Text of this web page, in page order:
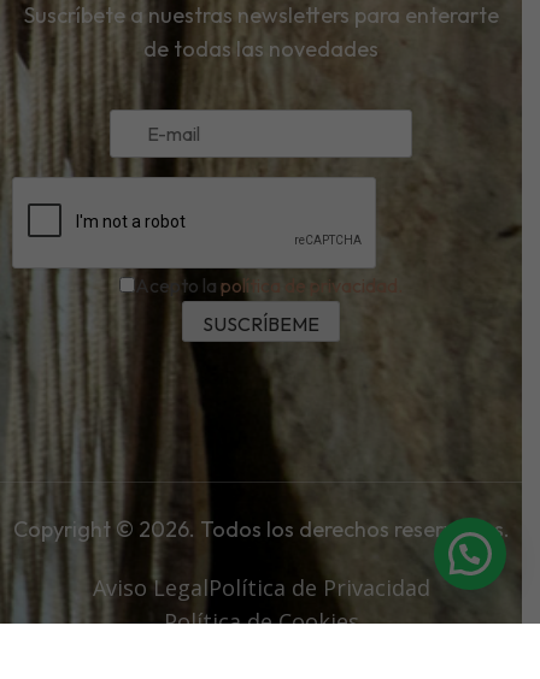
Suscríbete a nuestras newsletters para enterarte
de todas las novedades
Acepto la política de privacidad.
Copyright © 2026. Todos los derechos reservados.
Aviso LegalPolítica de Privacidad
Política de Cookies